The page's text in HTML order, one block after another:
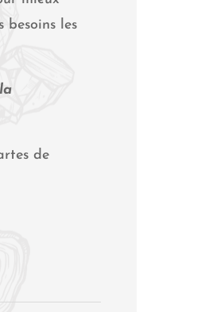
besoins les
de